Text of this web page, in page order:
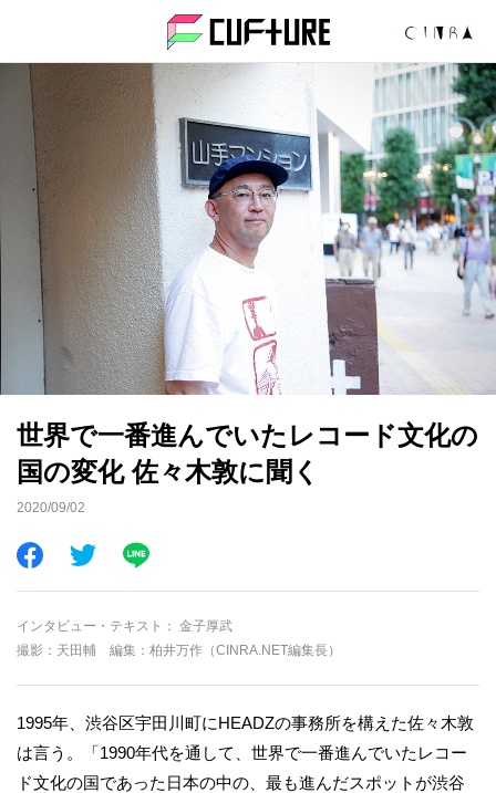
CUFtURE
世界で一番進んでいたレコード文化の
国の変化 佐々木敦に聞く
2020/09/02
インタビュー・テキスト
金子厚武
撮影：天田輔 編集：柏井万作（CINRA.NET編集長）
1995年、渋谷区宇田川町にHEADZの事務所を構えた佐々木敦
は言う。「1990年代を通して、世界で一番進んでいたレコー
ド文化の国であった日本の中の、最も進んだスポットが渋谷